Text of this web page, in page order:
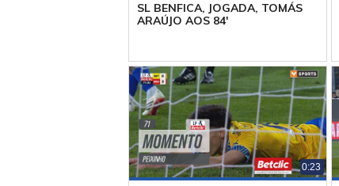
SL BENFICA, JOGADA, TOMÁS
ARAÚJO AOS 84'
0:23